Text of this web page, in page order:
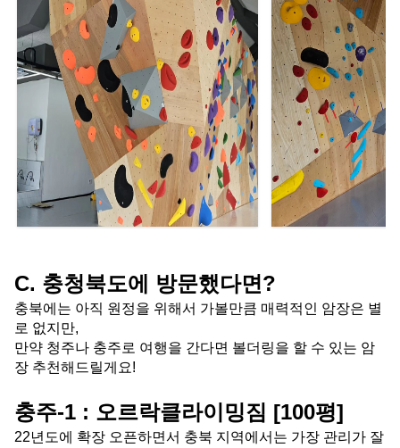
C. 충청북도에 방문했다면?
충북에는 아직 원정을 위해서 가볼만큼 매력적인 암장은 별
로 없지만,
만약 청주나 충주로 여행을 간다면 볼더링을 할 수 있는 암
장 추천해드릴게요!
충주-1 : 오르락클라이밍짐 [100평]
22년도에 확장 오픈하면서 충북 지역에서는 가장 관리가 잘